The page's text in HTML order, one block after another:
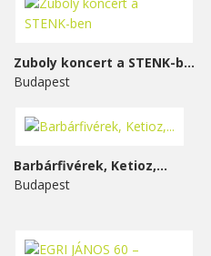
Zuboly koncert a STENK-ben
Budapest
Barbárfivérek, Ketioz,...
Budapest